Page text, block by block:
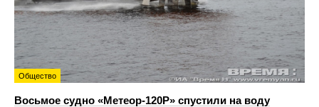
Общество
Восьмое судно «Метеор-120Р» спустили на воду